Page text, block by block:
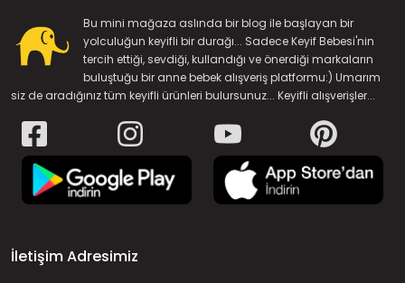
Bu mini mağaza aslında bir blog ile başlayan bir
yolculuğun keyifli bir durağı... Sadece Keyif Bebesi'nin
tercih ettiği, sevdiği, kullandığı ve önerdiği markaların
buluştuğu bir anne bebek alışveriş platformu:) Umarım
siz de aradığınız tüm keyifli ürünleri bulursunuz... Keyifli alışverişler...
İletişim Adresimiz